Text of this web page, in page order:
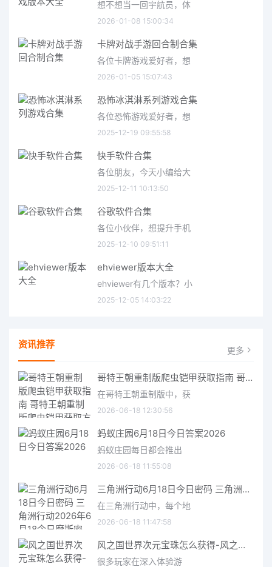
想不想当一回宇航员，体
2026-01-08 15:00:34
卡牌对战手游回合制合集
各位卡牌游戏爱好者，想
2026-01-05 15:07:43
恐怖冰淇淋系列游戏合集
各位恐怖游戏爱好者，想
2025-12-19 09:55:58
快手软件合集
各位朋友，今天小编给大
2025-12-11 10:13:50
谷歌软件合集
各位小伙伴，想提升手机
2025-12-10 09:51:11
ehviewer版本大全
ehviewer有几个版本？小
2025-12-05 14:03:22
资讯推荐 更多
哥特王朝重制版爬虫铠甲获取指南 哥特王朝重制版爬虫铠甲获取方法
在哥特王朝重制版中，获
2026-06-18 12:30:56
蚂蚁庄园6月18日今日答案2026
蚂蚁庄园每日都会推出
2026-06-18 11:55:08
三角洲行动6月18日今日密码 三角洲行动2026年6月18今日摩斯密码分享
在三角洲行动中，每个地
2026-06-18 11:47:58
风之国世界次元宝珠怎么获得-风之国世界次元宝珠获取方法介绍
很多玩家在深入体验游